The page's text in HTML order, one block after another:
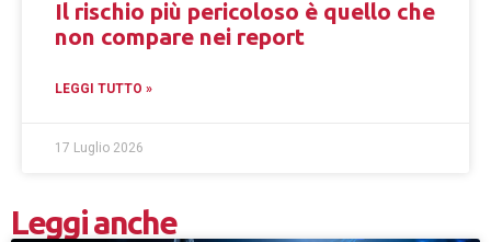
Il rischio più pericoloso è quello che
non compare nei report
LEGGI TUTTO »
17 Luglio 2026
Leggi anche